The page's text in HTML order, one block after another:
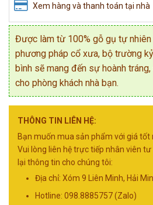
Xem hàng và thanh toán tại nhà
Được làm từ 100% gỗ gụ tự nhiên
phương pháp cổ xưa, bộ trường
bình sẽ mang đến sự hoành
cho phòng khách nhà bạn.
THÔNG TIN LIÊN HỆ:
Bạn muốn mua sản phẩm với giá tốt
Vui lòng liên hệ trực tiếp nhân viên
lại thông tin cho chúng tôi:
Địa chỉ: Xóm 9 Liên Minh, Hải
Hotline: 098.8885757 (Zalo)